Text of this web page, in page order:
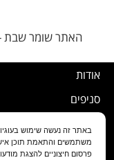
האתר שומר שבת -
אודות
סניפים
שירות לקוחות
משתמשים והתאמת תוכן
פרסום חיצוניים להצגת